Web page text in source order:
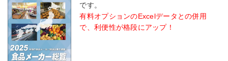
です。
有料オプションのExcelデータとの併用
で、利便性が格段にアップ！